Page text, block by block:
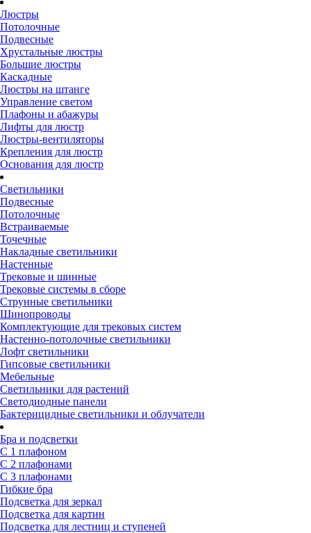
Люстры
Потолочные
Подвесные
Хрустальные люстры
Большие люстры
Каскадные
Люстры на штанге
Управление светом
Плафоны и абажуры
Лифты для люстр
Люстры-вентиляторы
Крепления для люстр
Основания для люстр
Светильники
Подвесные
Потолочные
Встраиваемые
Точечные
Накладные светильники
Настенные
Трековые и шинные
Трековые системы в сборе
Струнные светильники
Шинопроводы
Комплектующие для трековых систем
Настенно-потолочные светильники
Лофт светильники
Гипсовые светильники
Мебельные
Светильники для растений
Светодиодные панели
Бактерицидные светильники и облучатели
Бра и подсветки
С 1 плафоном
С 2 плафонами
С 3 плафонами
Гибкие бра
Подсветка для зеркал
Подсветка для картин
Подсветка для лестниц и ступеней